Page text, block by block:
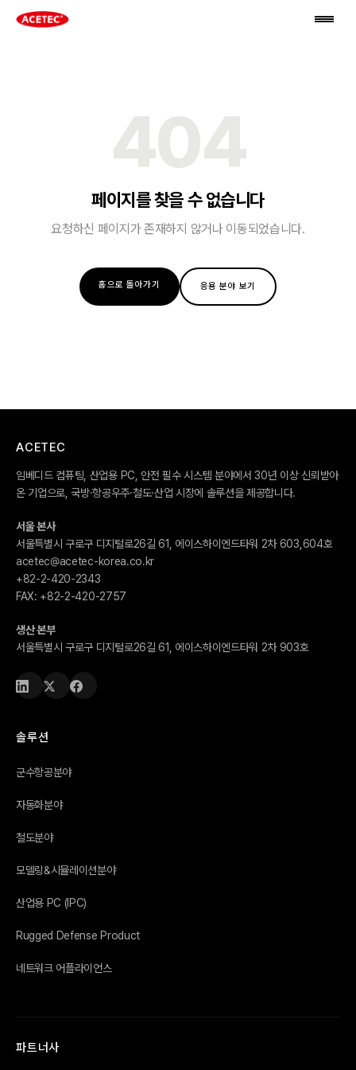
404
페이지를 찾을 수 없습니다
요청하신 페이지가 존재하지 않거나 이동되었습니다.
홈으로 돌아가기 응용 분야 보기
ACETEC
임베디드 컴퓨팅, 산업용 PC, 안전 필수 시스템 분야에서 30년 이상 신뢰받아
온 기업으로, 국방·항공우주·철도·산업 시장에 솔루션을 제공합니다.
서울 본사
서울특별시 구로구 디지털로26길 61, 에이스하이엔드타워 2차 603,604호
acetec@acetec-korea.co.kr
+82-2-420-2343
FAX: +82-2-420-2757
생산 본부
서울특별시 구로구 디지털로26길 61, 에이스하이엔드타워 2차 903호
솔루션
군수항공분야
자동화분야
철도분야
모델링&시뮬레이션분야
산업용 PC (IPC)
Rugged Defense Product
네트워크 어플라이언스
파트너사